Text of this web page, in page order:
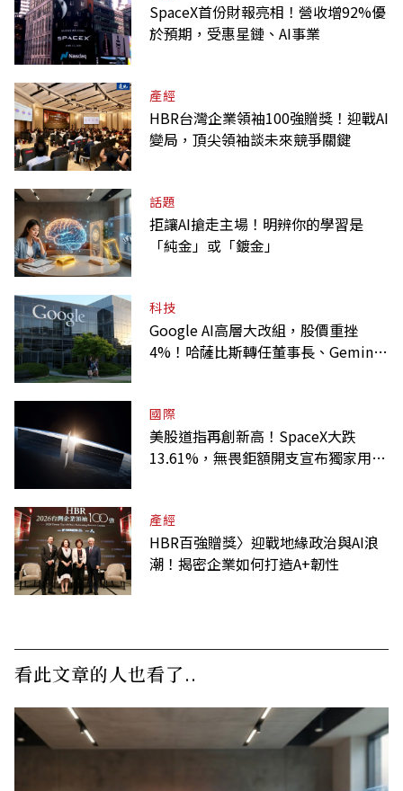
SpaceX首份財報亮相！營收增92%優
於預期，受惠星鏈、AI事業
產經
HBR台灣企業領袖100強贈獎！迎戰AI
變局，頂尖領袖談未來競爭關鍵
話題
拒讓AI搶走主場！明辨你的學習是
「純金」或「鍍金」
科技
Google AI高層大改組，股價重挫
4%！哈薩比斯轉任董事長、Gemini
國際
美股道指再創新高！SpaceX大跌
13.61%，無畏鉅額開支宣布獨家用輝
產經
HBR百強贈獎〉迎戰地緣政治與AI浪
潮！揭密企業如何打造A+韌性
看此文章的人也看了..